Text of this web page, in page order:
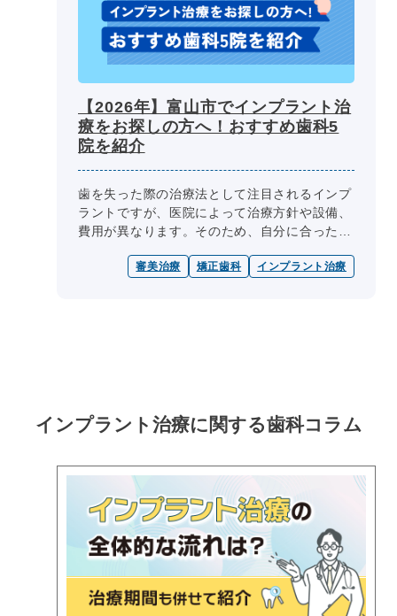
【2026年】富山市でインプラント治
療をお探しの方へ！おすすめ歯科5
院を紹介
歯を失った際の治療法として注目されるインプ
ラントですが、医院によって治療方針や設備、
費用が異なります。そのため、自分に合った歯
は、富山市でインプラント治療を検...
審美治療 矯正歯科 インプラント治療
インプラント治療に関する歯科コラム